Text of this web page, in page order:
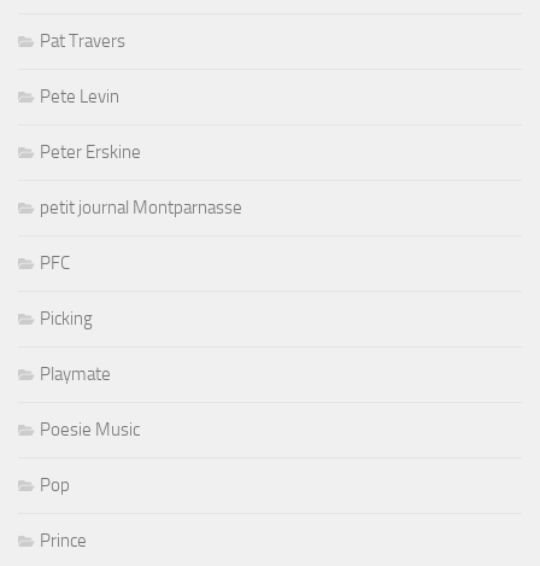
Pat Travers
Pete Levin
Peter Erskine
petit journal Montparnasse
PFC
Picking
Playmate
Poesie Music
Pop
Prince